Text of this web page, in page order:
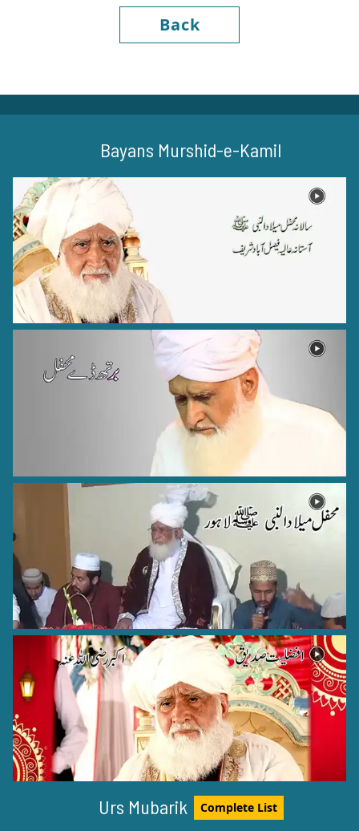
Back
Bayans Murshid-e-Kamil
Urs Mubarik Complete List
Hazrat Khawaja Hassan Basri (Radi Allahu anhu)
Basra (Iraq) - 1
Hazrat Imam Abdul Wahab Shaarani Rehmat Ullah Alaih
Hazrat Syed Shah Afzal Biyabani Rehmat Ullah Alaih